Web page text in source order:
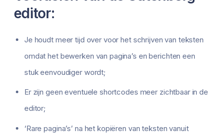
editor:
Je houdt meer tijd over voor het schrijven van teksten
omdat het bewerken van pagina’s en berichten een
stuk eenvoudiger wordt;
Er zijn geen eventuele shortcodes meer zichtbaar in de
editor;
‘Rare pagina’s’ na het kopiëren van teksten vanuit